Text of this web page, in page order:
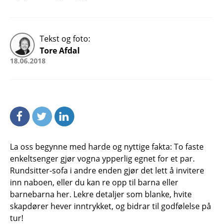
Tekst og foto:
Tore Afdal
18.06.2018
La oss begynne med harde og nyttige fakta: To faste
enkeltsenger gjør vogna ypperlig egnet for et par.
Rundsitter-sofa i andre enden gjør det lett å invitere
inn naboen, eller du kan re opp til barna eller
barnebarna her. Lekre detaljer som blanke, hvite
skapdører hever inntrykket, og bidrar til godfølelse på
tur!